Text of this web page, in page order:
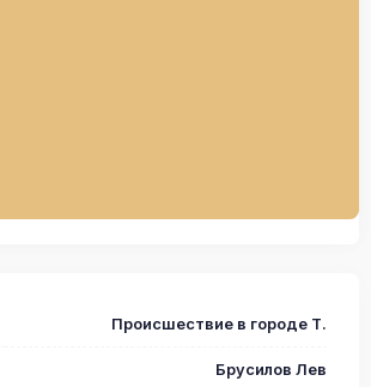
Происшествие в городе Т.
Брусилов Лев